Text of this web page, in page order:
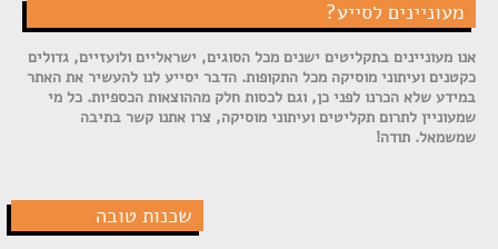
מעוניינים לסייע?
אנו מעוניינים בתקליטים ישנים מכל הסוגים, ישראליים ולועזיים, גדולים
כקטנים ועיתוני מוסיקה מכל התקופות. הדבר יסייע לנו להעשיר את האתר
במידע שלא הכרנו לפני כן, וגם לכסות חלק מההוצאות הכספיות. כל מי
שמעוניין לתרום תקליטים ועיתוני מוסיקה, צרו אתנו קשר בתיבה
שמשמאל. תודה!
שכנות טובה